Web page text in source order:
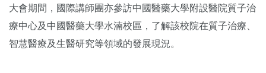
大會期間，國際講師團亦參訪中國醫藥大學附設醫院質子治
療中心及中國醫藥大學水湳校區，了解該校院在質子治療、
智慧醫療及生醫研究等領域的發展現況。